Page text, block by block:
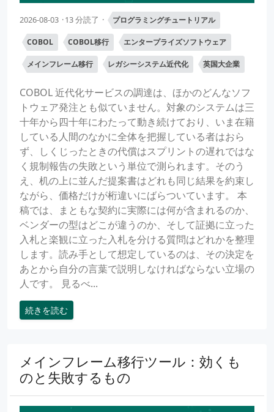
2026-08-03 13 分読了 プログラミングチュートリアル
COBOL COBOL移行 エンタープライズソフトウェア
メインフレーム移行 レガシーシステム近代化 英国大企業
COBOL 近代化サービスの調達は、ほかのどんなソフ
トウェア発注とも似ていません。対象のシステムは三
十年から四十年にわたって動き続けており、いま在籍
している人間のなかに全体を把握している者はおら
ず、しくじったときの代償はスプリントの遅れではな
く規制報告の失敗という単位で測られます。そのう
え、机の上に並んだ提案書はどれも同じ結果を約束し
ながら、価格だけが桁違いにばらついています。 本
稿では、まともな契約に実際には何が含まれるのか、
ベンダーの型はどこが違うのか、そして証拠に立った
入札と楽観に立った入札を分ける質問はどれかを整理
します。読み手として想定しているのは、その決定を
あとから自分の言葉で説明しなければならない立場の
人です。 見るべ...
続きを読む
メインフレーム移行ツール：効くも
のと失敗するもの